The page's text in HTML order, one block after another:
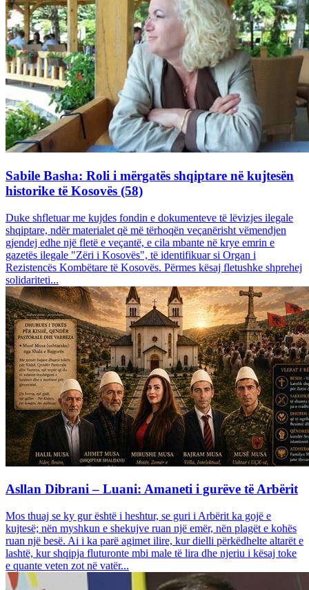
Sabile Basha: Roli i mërgatës shqiptare në kujtesën
historike të Kosovës (58)
Duke shfletuar me kujdes fondin e dokumenteve të lëvizjes ilegale
shqiptare, ndër materialet që më tërhoqën veçanërisht vëmendjen
gjendej edhe një fletë e veçantë, e cila mbante në krye emrin e
gazetës ilegale "Zëri i Kosovës", të identifikuar si Organ i
Rezistencës Kombëtare të Kosovës. Përmes kësaj fletushke shprehej
solidariteti...
Asllan Dibrani – Luani: Amaneti i gurëve të Arbërit
Mos thuaj se ky gur është i heshtur, se guri i Arbërit ka gojë e
kujtesë; nën myshkun e shekujve ruan një emër, nën plagët e kohës
ruan një besë. Ai i ka parë agimet ilire, kur dielli përkëdhelte altarët e
lashtë, kur shqipja fluturonte mbi male të lira dhe njeriu i kësaj toke
e quante veten zot në vatër...